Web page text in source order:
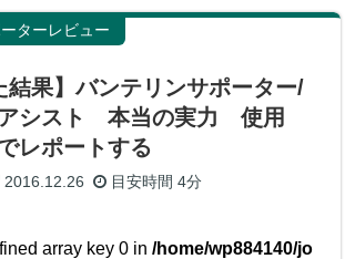
ターレビュー
結果】バンテリンサポーター/
シスト 本当の実力 使用
レポートする
2016.12.26 目安時間4分
array key 0 in/home/wp884140/jo